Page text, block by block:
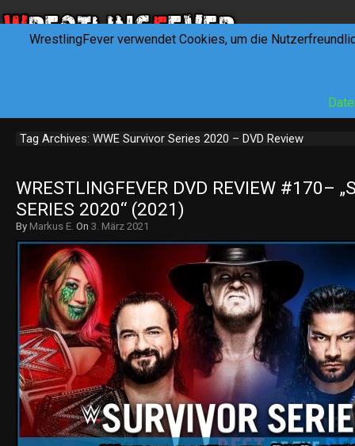
Tag Archives: WWE Survivor Series 2020 – DVD Review
WRESTLINGFEVER DVD REVIEW #170–
SERIES 2020“ (2021)
By Markus E. On 3. März 2021
WrestlingFever verwendet Cookies, um die